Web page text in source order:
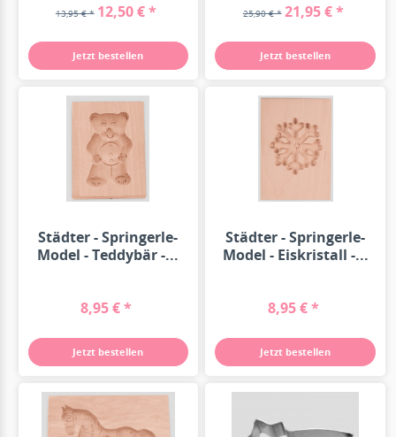
13,95 € * 12,50 € *
Jetzt bestellen
25,90 € * 21,95 € *
Jetzt bestellen
Städter - Springerle-
Model - Teddybär -...
8,95 € *
Jetzt bestellen
Städter - Springerle-
Model - Eiskristall -...
8,95 € *
Jetzt bestellen